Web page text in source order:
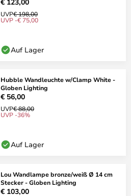
UVP€ 198,00
UVP -€ 75,00
Auf Lager
Hubble Wandleuchte w/Clamp White -
Globen Lighting
€ 56,00
UVP€ 88,00
UVP -36%
Auf Lager
Lou Wandlampe bronze/weiß Ø 14 cm
Stecker - Globen Lighting
€ 103,00